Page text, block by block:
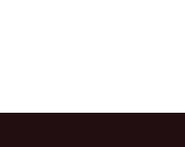
政治對人性的扭曲